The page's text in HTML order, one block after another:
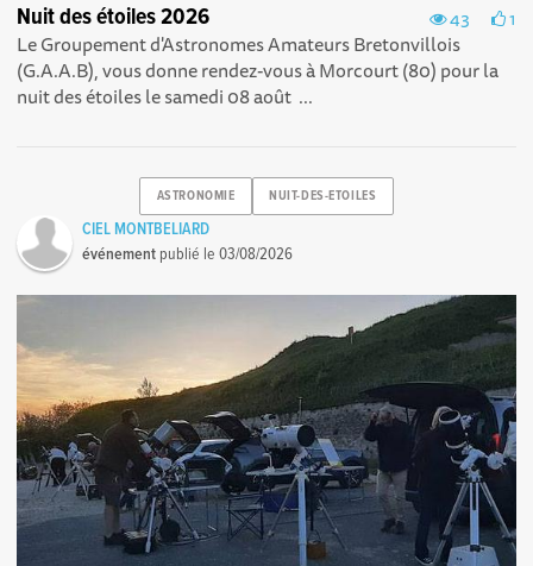
43 1
Nuit des étoiles 2026
Le Groupement d'Astronomes Amateurs Bretonvillois
(G.A.A.B), vous donne rendez-vous à Morcourt (80) pour la
nuit des étoiles le samedi 08 août ...
ASTRONOMIE NUIT-DES-ETOILES
CIEL MONTBELIARD
événement publié le03/08/2026